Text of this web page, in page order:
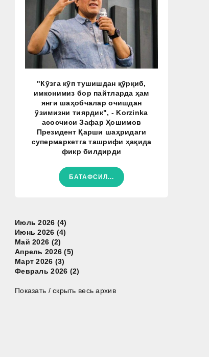
"Кўзга кўп тушишдан қўрқиб,
имконимиз бор пайтларда ҳам
янги шаҳобчалар очишдан
ўзимизни тиярдик", - Korzinka
асосчиси Зафар Ҳошимов
Президент Қарши шаҳридаги
супермаркетга ташрифи ҳақида
фикр билдирди
БАТАФСИЛ...
Июль 2026 (4)
Июнь 2026 (4)
Май 2026 (2)
Апрель 2026 (5)
Март 2026 (3)
Февраль 2026 (2)
Показать / скрыть весь архив